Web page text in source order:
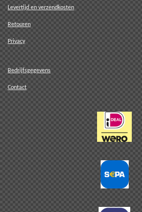
Levertijd en verzendkosten
Retouren
Privacy
Bedrijfsgegevens
Contact